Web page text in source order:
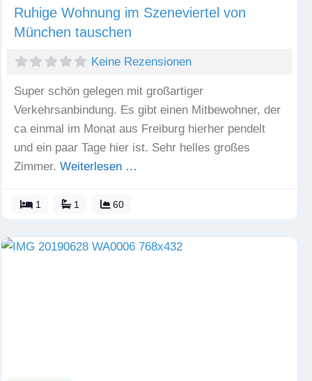
Ruhige Wohnung im Szeneviertel von
München tauschen
Keine Rezensionen
Super schön gelegen mit großartiger
Verkehrsanbindung. Es gibt einen Mitbewohner, der
ca einmal im Monat aus Freiburg hierher pendelt
und ein paar Tage hier ist. Sehr helles großes
Zimmer. Weiterlesen …
1 1 60